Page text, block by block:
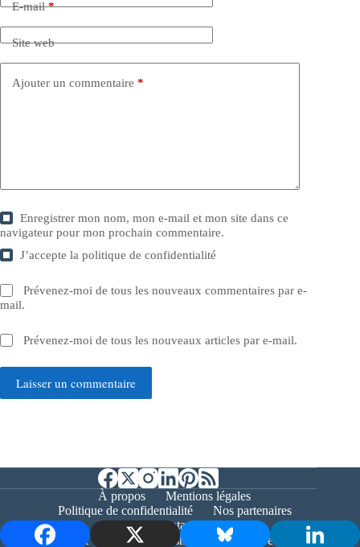
E-mail*
Site web
Ajouter un commentaire *
Enregistrer mon nom, mon e-mail et mon site dans ce
navigateur pour mon prochain commentaire.
J’accepte lapolitique de confidentialité
Prévenez-moi de tous les nouveaux commentaires par e-
mail.
Prévenez-moi de tous les nouveaux articles par e-mail.
Laisser un commentaire
À propos
Mentions légales
Politique de confidentialité
Nos partenaires
Contact
Copyright © 2026 - Bernieshoot.fr Journal Web